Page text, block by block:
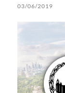
03/06/2019